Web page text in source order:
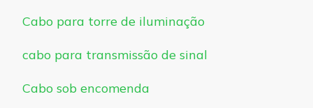
Cabo para torre de iluminação
cabo para transmissão de sinal
Cabo sob encomenda